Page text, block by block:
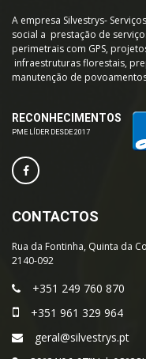
A empresa Silvestrys-
social a prestação de
perimetrais com GPS,
infraestruturas florestais,
manutenção de
RECONHECIMENTOS
PME LÍDER DESDE 2017
CONTACTOS
Rua da Fontinha, Quinta da
2140-092
+351 249 760 870
+351 961 329 964
geral@silvestrys.pt